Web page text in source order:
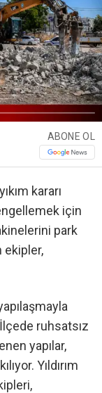
ABONE OL
kararı
için
park
ekipler,
ruhsatsız
yapılar,
Yıldırım